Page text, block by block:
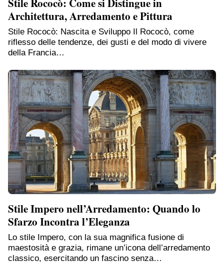
Architettura, Arredamento e Pittura
Stile Rococò: Nascita e Sviluppo Il Rococò, come
riflesso delle tendenze, dei gusti e del modo di vivere
della Francia…
Stile Impero nell’Arredamento: Quando lo
Sfarzo Incontra l’Eleganza
Lo stile Impero, con la sua magnifica fusione di
maestosità e grazia, rimane un’icona dell’arredamento
classico, esercitando un fascino senza…